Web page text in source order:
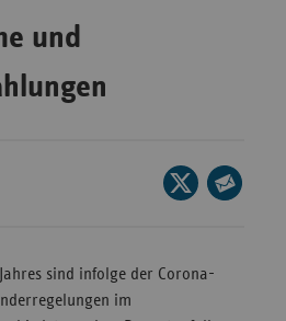
und
Seite
auf
sind infolge der Corona-
im